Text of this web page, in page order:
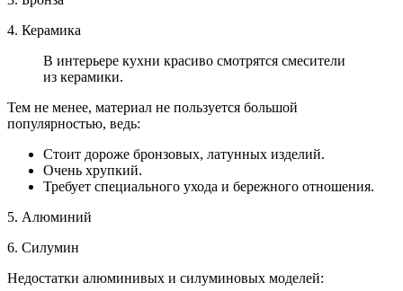
4. Керамика
В интерьере кухни красиво смотрятся смесители
из керамики.
Тем не менее, материал не пользуется большой
популярностью, ведь:
Стоит дороже бронзовых, латунных изделий.
Очень хрупкий.
Требует специального ухода и бережного отношения.
5. Алюминий
6. Силумин
Недостатки алюминивых и силуминовых моделей: